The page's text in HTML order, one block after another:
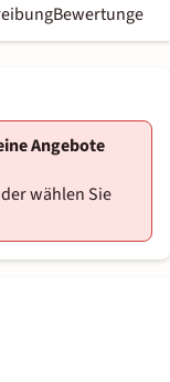
Bewertungen
Angebote
wählen Sie